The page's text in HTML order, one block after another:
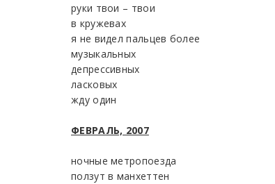
руки твои – твои
в кружевах
я не видел пальцев более
музыкальных
депрессивных
ласковых
жду один
ФЕВРАЛЬ, 2007
ночные метропоезда
ползут в манхеттен